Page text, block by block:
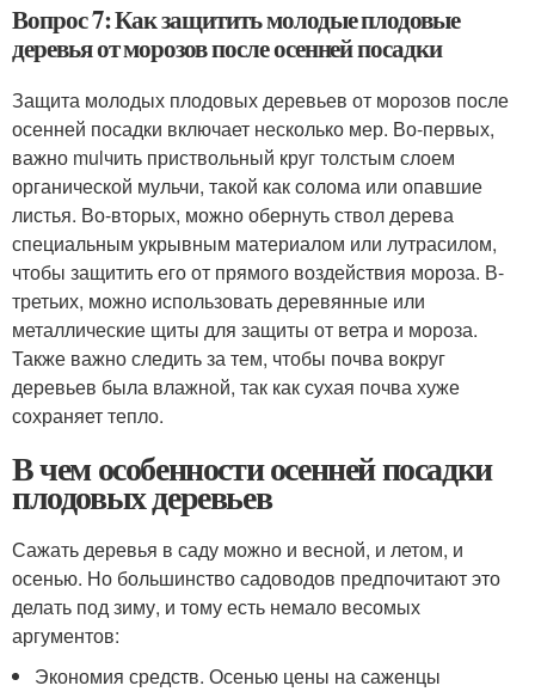
Вопрос 7: Как защитить молодые плодовые
деревья от морозов после осенней посадки
Защита молодых плодовых деревьев от морозов после
осенней посадки включает несколько мер. Во-первых,
важно mulчить приствольный круг толстым слоем
органической мульчи, такой как солома или опавшие
листья. Во-вторых, можно обернуть ствол дерева
специальным укрывным материалом или лутрасилом,
чтобы защитить его от прямого воздействия мороза. В-
третьих, можно использовать деревянные или
металлические щиты для защиты от ветра и мороза.
Также важно следить за тем, чтобы почва вокруг
деревьев была влажной, так как сухая почва хуже
сохраняет тепло.
В чем особенности осенней посадки
плодовых деревьев
Сажать деревья в саду можно и весной, и летом, и
осенью. Но большинство садоводов предпочитают это
делать под зиму, и тому есть немало весомых
аргументов:
Экономия средств. Осенью цены на саженцы